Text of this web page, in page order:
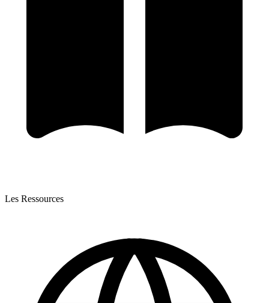
Les Ressources